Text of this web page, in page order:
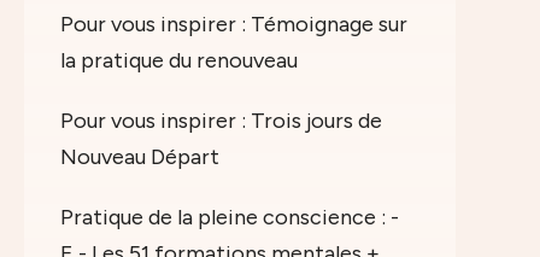
Pour vous inspirer : Témoignage sur
la pratique du renouveau
Pour vous inspirer : Trois jours de
Nouveau Départ
Pratique de la pleine conscience : -